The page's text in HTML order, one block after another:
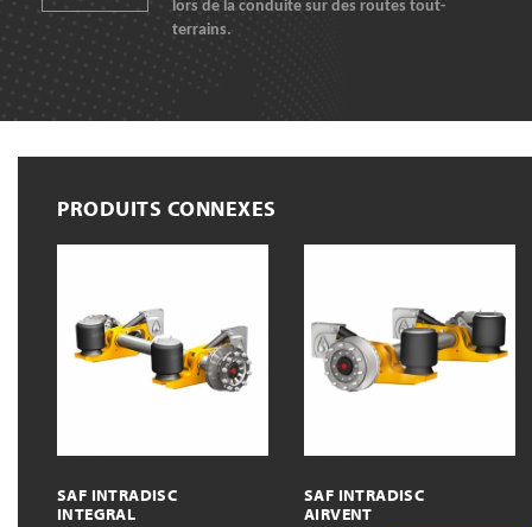
lors de la conduite sur des routes tout-
terrains.
PRODUITS CONNEXES
SAF INTRADISC
INTEGRAL
SAF INTRADISC
AIRVENT